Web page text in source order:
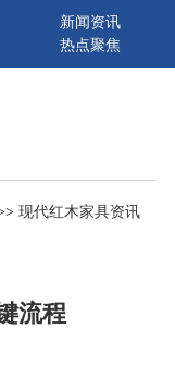
新闻资讯
热点聚焦
现代红木家具资讯
流程